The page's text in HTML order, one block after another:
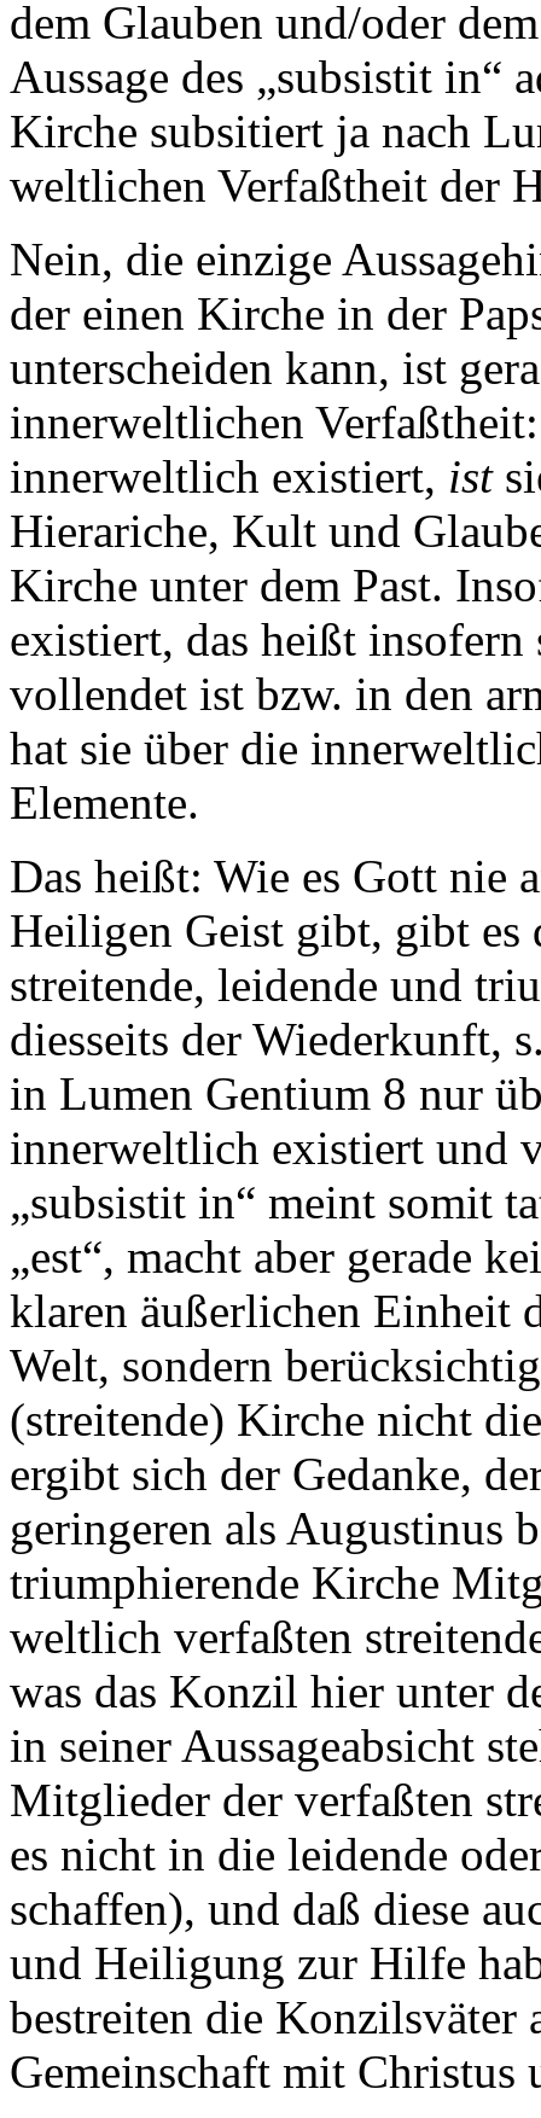
dem Glauben und/oder
Aussage des „subsistit in“
Kirche subsitiert ja nach
weltlichen Verfaßtheit der
Nein, die einzige
der einen Kirche in der
unterscheiden kann, ist
innerweltlichen
innerweltlich existiert, ist
Hierariche, Kult und
Kirche unter dem Past.
existiert, das heißt
vollendet ist bzw. in den
hat sie über die
Elemente.
Das heißt: Wie es Gott nie
Heiligen Geist gibt, gibt es
streitende, leidende und
diesseits der Wiederkunft,
in Lumen Gentium 8 nur
innerweltlich existiert und
„subsistit in“ meint somit
„est“, macht aber gerade
klaren äußerlichen Einheit
Welt, sondern
(streitende) Kirche nicht
ergibt sich der Gedanke,
geringeren als Augustinus
triumphierende Kirche
weltlich verfaßten
was das Konzil hier unter
in seiner Aussageabsicht
Mitglieder der verfaßten
es nicht in die leidende
schaffen), und daß diese
und Heiligung zur Hilfe
bestreiten die Konzilsväter
Gemeinschaft mit Christus